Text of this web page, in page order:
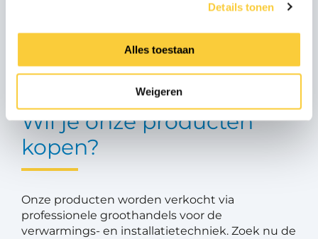
Details tonen
Alles toestaan
Weigeren
experts? Aarzel dan niet en neem contact op
Neem contact op met ons
Wil je onze producten
kopen?
Onze producten worden verkocht via
professionele groothandels voor de
verwarmings- en installatietechniek. Zoek nu de